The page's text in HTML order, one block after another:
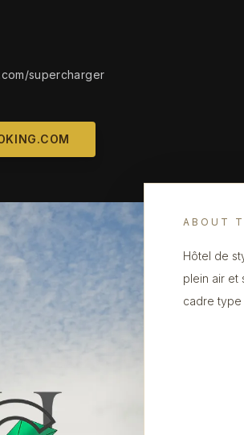
supercharger
ABOUT
Hôtel de
plein air et
cadre type